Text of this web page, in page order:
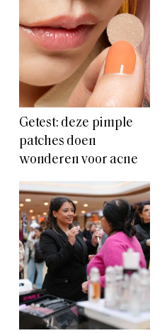
Getest: deze pimple
patches doen
wonderen voor acne